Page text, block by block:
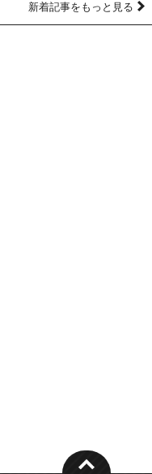
新着記事をもっと見る